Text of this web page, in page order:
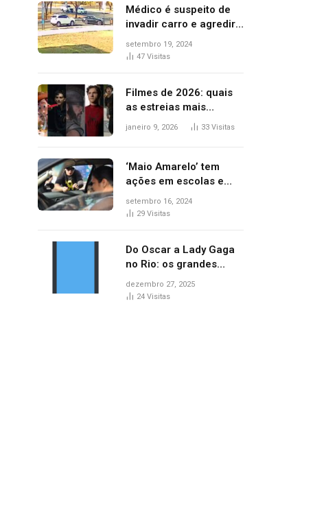
Médico é suspeito de
invadir carro e agredir
delegado aposentado
durante confusão no
setembro 19, 2024
47 Visitas
Filmes de 2026: quais
as estreias mais
aguardadas do ano?
janeiro 9, 2026 33 Visitas
‘Maio Amarelo’ tem
ações em escolas e
ruas para prevenir
acidentes no trânsito
setembro 16, 2024
29 Visitas
Do Oscar a Lady Gaga
no Rio: os grandes
marcos da cultura em
2025
dezembro 27, 2025
24 Visitas